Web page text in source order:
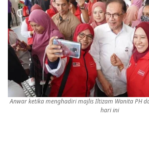
Anwar ketika menghadiri majlis Iltizam Wanita PH
hari ini